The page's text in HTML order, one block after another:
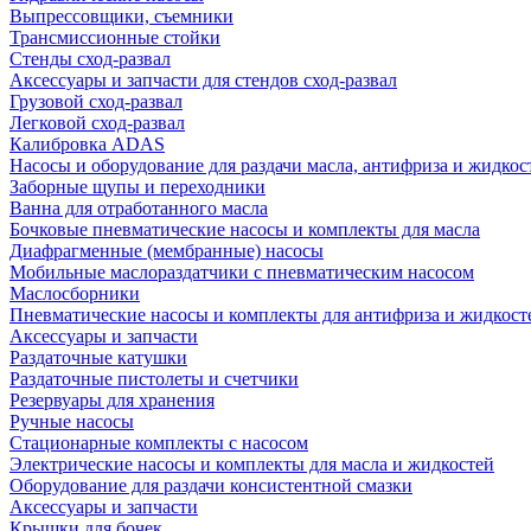
Выпрессовщики, съемники
Трансмиссионные стойки
Стенды сход-развал
Аксессуары и запчасти для стендов сход-развал
Грузовой сход-развал
Легковой сход-развал
Калибровка ADAS
Насосы и оборудование для раздачи масла, антифриза и
Заборные щупы и переходники
Ванна для отработанного масла
Бочковые пневматические насосы и комплекты для масла
Диафрагменные (мембранные) насосы
Мобильные маслораздатчики с пневматическим насосом
Маслосборники
Пневматические насосы и комплекты для антифриза и
Аксессуары и запчасти
Раздаточные катушки
Раздаточные пистолеты и счетчики
Резервуары для хранения
Ручные насосы
Стационарные комплекты с насосом
Электрические насосы и комплекты для масла и жидкостей
Оборудование для раздачи консистентной смазки
Аксессуары и запчасти